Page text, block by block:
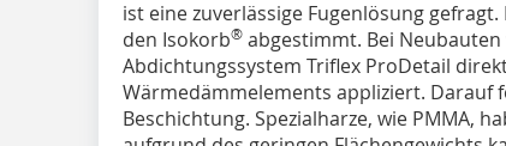
ist eine zuverlässige Fugenlösung
den Isokorb® abgestimmt. Bei
Abdichtungssystem Triflex ProDetail
Wärmedämmelements appliziert. Darauf
Beschichtung. Spezialharze, wie PMMA,